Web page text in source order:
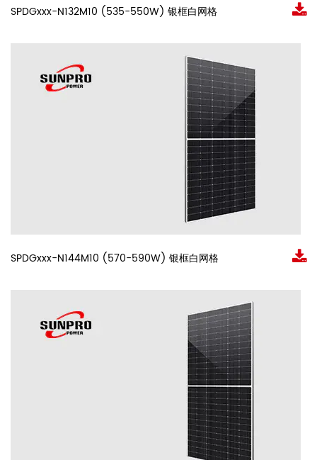
SPDGxxx-N132M10 (535-550W) 银框白网格
SPDGxxx-N144M10 (570-590W) 银框白网格